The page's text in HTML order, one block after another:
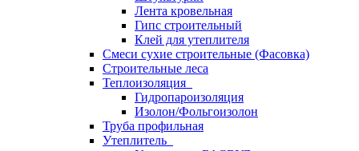
Лента кровельная
Гипс строительный
Клей для утеплителя
Смеси сухие строительные (Фасовка)
Строительные леса
Теплоизоляция
Гидропароизоляция
Изолон/Фольгоизолон
Труба профильная
Утеплитель